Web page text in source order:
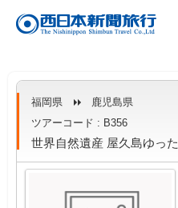
福岡県
鹿児島県
ツアーコード : B356
世界自然遺産 屋久島ゆっ